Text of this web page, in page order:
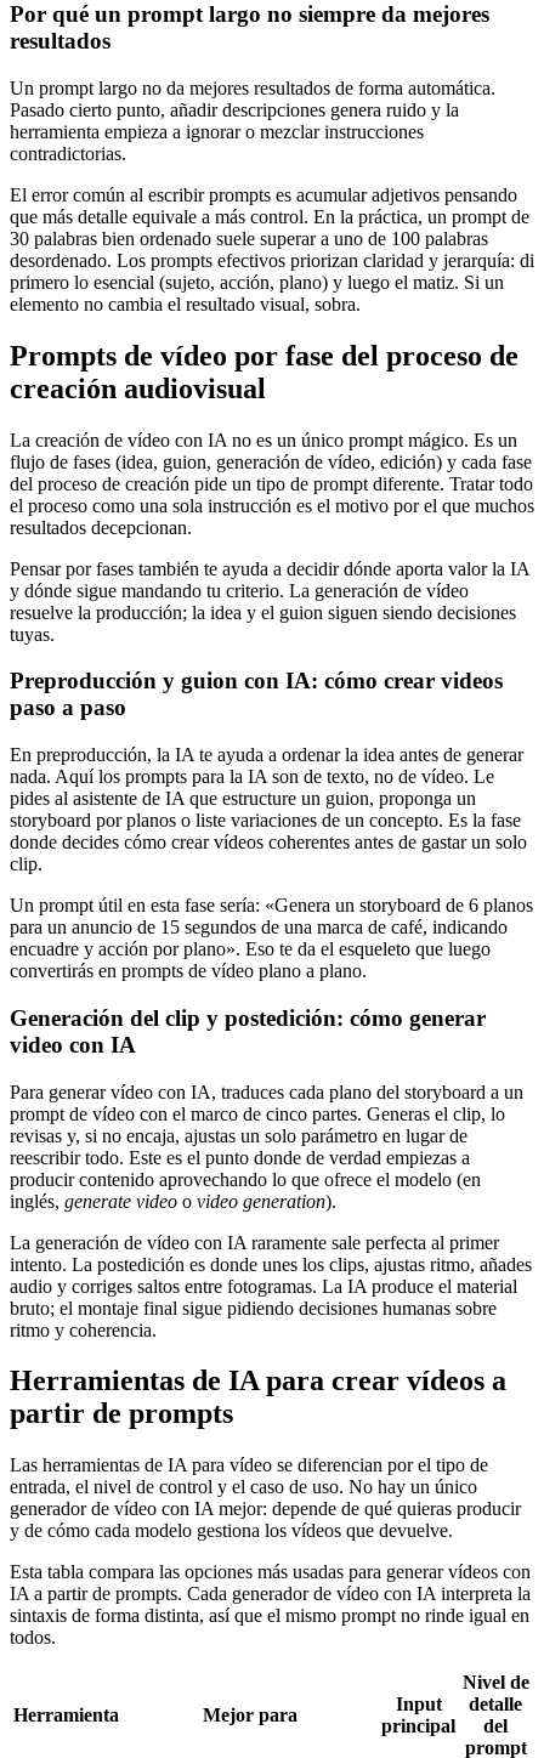
Por qué un prompt largo no siempre da mejores
resultados
Un prompt largo no da mejores resultados de forma automática.
Pasado cierto punto, añadir descripciones genera ruido y la
herramienta empieza a ignorar o mezclar instrucciones
contradictorias.
El error común al escribir prompts es acumular adjetivos pensando
que más detalle equivale a más control. En la práctica, un prompt de
30 palabras bien ordenado suele superar a uno de 100 palabras
desordenado. Los prompts efectivos priorizan claridad y jerarquía: di
primero lo esencial (sujeto, acción, plano) y luego el matiz. Si un
elemento no cambia el resultado visual, sobra.
Prompts de vídeo por fase del proceso de
creación audiovisual
La creación de vídeo con IA no es un único prompt mágico. Es un
flujo de fases (idea, guion, generación de vídeo, edición) y cada fase
del proceso de creación pide un tipo de prompt diferente. Tratar todo
el proceso como una sola instrucción es el motivo por el que muchos
resultados decepcionan.
Pensar por fases también te ayuda a decidir dónde aporta valor la IA
y dónde sigue mandando tu criterio. La generación de vídeo
resuelve la producción; la idea y el guion siguen siendo decisiones
tuyas.
Preproducción y guion con IA: cómo crear videos
paso a paso
En preproducción, la IA te ayuda a ordenar la idea antes de generar
nada. Aquí los prompts para la IA son de texto, no de vídeo. Le
pides al asistente de IA que estructure un guion, proponga un
storyboard por planos o liste variaciones de un concepto. Es la fase
donde decides cómo crear vídeos coherentes antes de gastar un solo
clip.
Un prompt útil en esta fase sería: «Genera un storyboard de 6 planos
para un anuncio de 15 segundos de una marca de café, indicando
encuadre y acción por plano». Eso te da el esqueleto que luego
convertirás en prompts de vídeo plano a plano.
Generación del clip y postedición: cómo generar
video con IA
Para generar vídeo con IA, traduces cada plano del storyboard a un
prompt de vídeo con el marco de cinco partes. Generas el clip, lo
revisas y, si no encaja, ajustas un solo parámetro en lugar de
reescribir todo. Este es el punto donde de verdad empiezas a
producir contenido aprovechando lo que ofrece el modelo (en
inglés, generate video o video generation).
La generación de vídeo con IA raramente sale perfecta al primer
intento. La postedición es donde unes los clips, ajustas ritmo, añades
audio y corriges saltos entre fotogramas. La IA produce el material
bruto; el montaje final sigue pidiendo decisiones humanas sobre
ritmo y coherencia.
Herramientas de IA para crear vídeos a
partir de prompts
Las herramientas de IA para vídeo se diferencian por el tipo de
entrada, el nivel de control y el caso de uso. No hay un único
generador de vídeo con IA mejor: depende de qué quieras producir
y de cómo cada modelo gestiona los vídeos que devuelve.
Esta tabla compara las opciones más usadas para generar vídeos con
IA a partir de prompts. Cada generador de vídeo con IA interpreta la
sintaxis de forma distinta, así que el mismo prompt no rinde igual en
todos.
Herramienta Mejor para
Input
principal
Nivel de
detalle
del
prompt